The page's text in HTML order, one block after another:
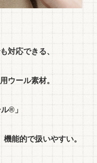
対応できる、
ウール素材。
®」
能的で扱いやすい。